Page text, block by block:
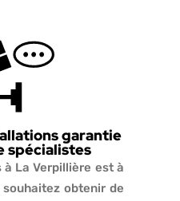
garantie
spécialistes
à La Verpillière est à
obtenir de